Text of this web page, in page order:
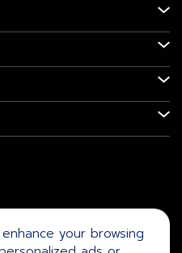
your browsing